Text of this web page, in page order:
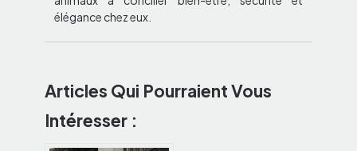
élégance chez eux.
Articles Qui Pourraient Vous
Intéresser :